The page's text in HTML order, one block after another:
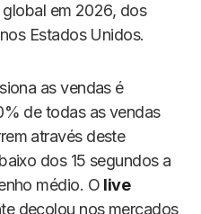
em 2026, dos
Estados Unidos.
as vendas é
de todas as vendas
através deste
dos 15 segundos a
médio. O live
decolou nos mercados